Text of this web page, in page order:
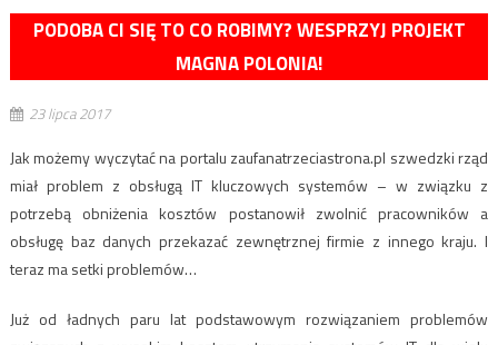
PODOBA CI SIĘ TO CO ROBIMY? WESPRZYJ PROJEKT
MAGNA POLONIA!
23 lipca 2017
Jak możemy wyczytać na portalu zaufanatrzeciastrona.pl szwedzki rząd
miał problem z obsługą IT kluczowych systemów – w związku z
potrzebą obniżenia kosztów postanowił zwolnić pracowników a
obsługę baz danych przekazać zewnętrznej firmie z innego kraju. I
teraz ma setki problemów…
Już od ładnych paru lat podstawowym rozwiązaniem problemów